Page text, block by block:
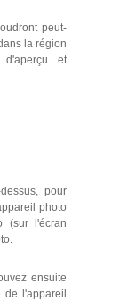
peut-
la région
et
pour
photo
(sur l'écran
ensuite
l'appareil